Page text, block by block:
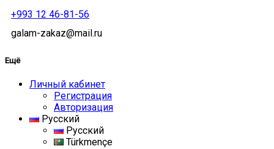
+993 12 46-81-56
galam-zakaz@mail.ru
Ещё
Личный кабинет
Регистрация
Авторизация
Русский
Русский
Türkmençe